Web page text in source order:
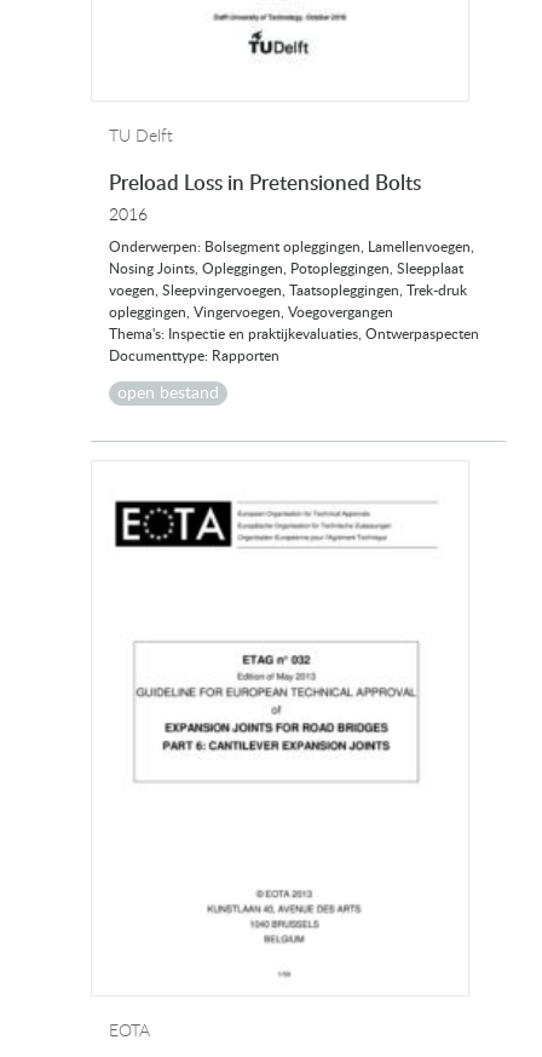
TU Delft
Preload Loss in Pretensioned Bolts
2016
Onderwerpen: Bolsegment opleggingen, Lamellenvoegen,
Nosing Joints, Opleggingen, Potopleggingen, Sleepplaat
voegen, Sleepvingervoegen, Taatsopleggingen, Trek-druk
opleggingen, Vingervoegen, Voegovergangen
Thema's: Inspectie en praktijkevaluaties, Ontwerpaspecten
Documenttype: Rapporten
open bestand
EOTA